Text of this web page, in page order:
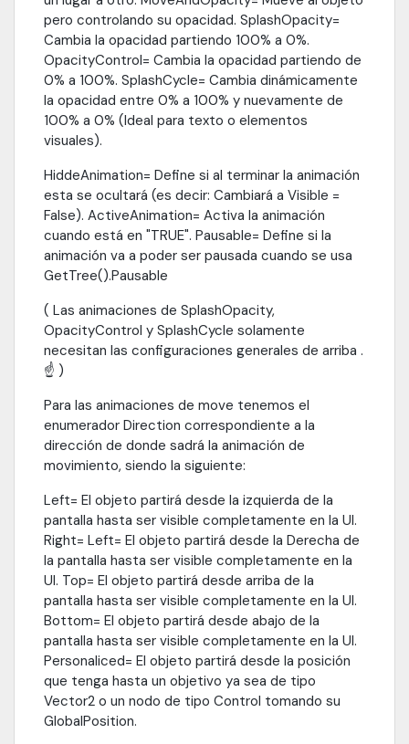
pero controlando su opacidad. SplashOpacity=
Cambia la opacidad partiendo 100% a 0%.
OpacityControl= Cambia la opacidad partiendo de
0% a 100%. SplashCycle= Cambia dinámicamente
la opacidad entre 0% a 100% y nuevamente de
100% a 0% (Ideal para texto o elementos
visuales).
HiddeAnimation= Define si al terminar la animación
esta se ocultará (es decir: Cambiará a Visible =
False). ActiveAnimation= Activa la animación
cuando está en "TRUE". Pausable= Define si la
animación va a poder ser pausada cuando se usa
GetTree().Pausable
( Las animaciones de SplashOpacity,
OpacityControl y SplashCycle solamente
necesitan las configuraciones generales de arriba .
☝️ )
Para las animaciones de move tenemos el
enumerador Direction correspondiente a la
dirección de donde sadrá la animación de
movimiento, siendo la siguiente:
Left= El objeto partirá desde la izquierda de la
pantalla hasta ser visible completamente en la UI.
Right= Left= El objeto partirá desde la Derecha de
la pantalla hasta ser visible completamente en la
UI. Top= El objeto partirá desde arriba de la
pantalla hasta ser visible completamente en la UI.
Bottom= El objeto partirá desde abajo de la
pantalla hasta ser visible completamente en la UI.
Personaliced= El objeto partirá desde la posición
que tenga hasta un objetivo ya sea de tipo
Vector2 o un nodo de tipo Control tomando su
GlobalPosition.